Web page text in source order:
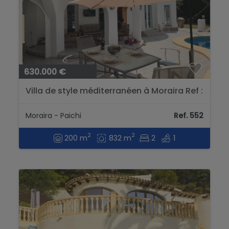
630.000 €
Villa de style méditerranéen à Moraira Ref :
Moraira - Paichi Ref. 552
200 m2 832 m2 2 1